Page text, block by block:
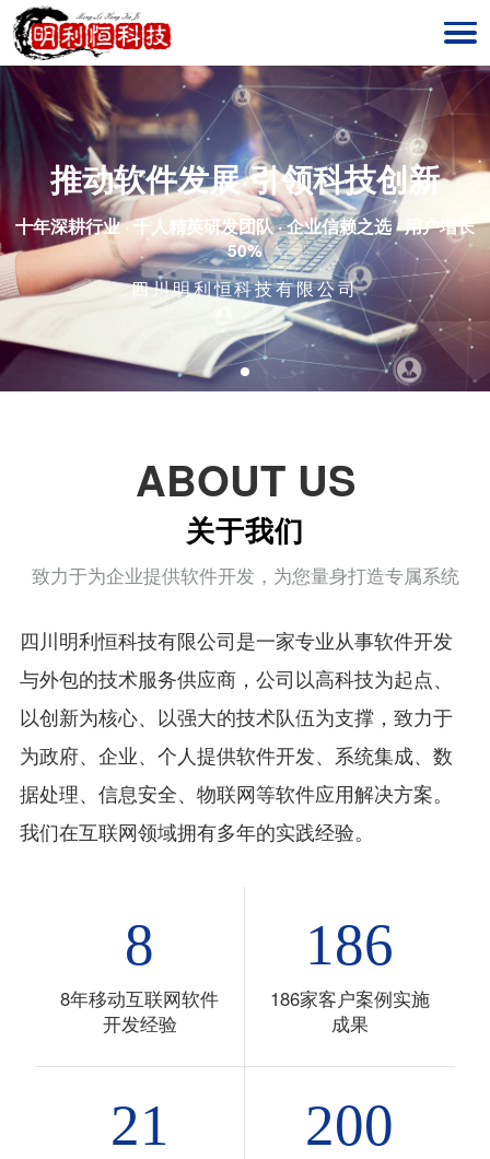
推动软件发展·引领科技创新
十年深耕行业 · 千人精英研发团队 · 企业信赖之选 · 用户增长
50%
四川明利恒科技有限公司
ABOUT US
关于我们
致力于为企业提供软件开发，为您量身打造专属系统
四川明利恒科技有限公司是一家专业从事软件开发
与外包的技术服务供应商，公司以高科技为起点、
以创新为核心、以强大的技术队伍为支撑，致力于
为政府、企业、个人提供软件开发、系统集成、数
据处理、信息安全、物联网等软件应用解决方案。
我们在互联网领域拥有多年的实践经验。
8
8年移动互联网软件
开发经验
186
186家客户案例实施
成果
21 200